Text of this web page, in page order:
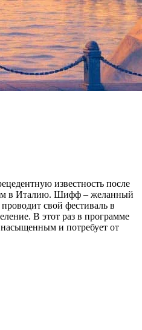
известность после
в Италию. Шифф – желанный
свой фестиваль в
В этот раз в программе
насыщенным и потребует от